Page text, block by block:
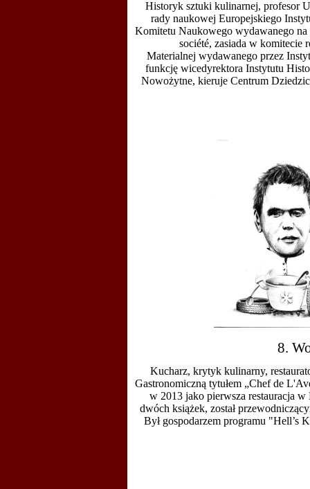
Historyk sztuki kulinarnej, profesor
rady naukowej Europejskiego
Komitetu Naukowego wydawanego
société, zasiada w
Materialnej wydawanego przez
funkcję wicedyrektora Instytutu
Nowożytne, kieruje Centrum
8.
Kucharz, krytyk kulinarny,
Gastronomiczną tytułem „Chef de
w 2013 jako pierwsza restauracja w
dwóch książek, został
Był gospodarzem programu "Hell’s